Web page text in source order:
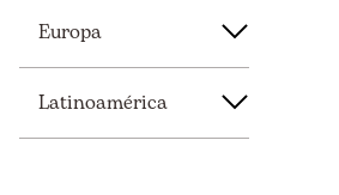
Europa
Latinoamérica